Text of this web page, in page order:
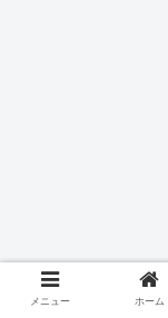
メニュー ホーム